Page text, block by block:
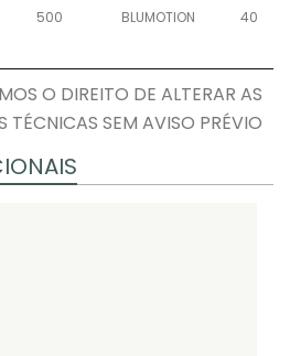
500 BLUMOTION 40
O DIREITO DE ALTERAR AS
TÉCNICAS SEM AVISO PRÉVIO